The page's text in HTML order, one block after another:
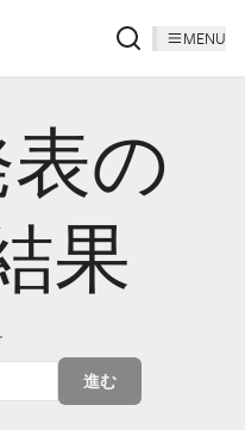
MENU
の
果
進む